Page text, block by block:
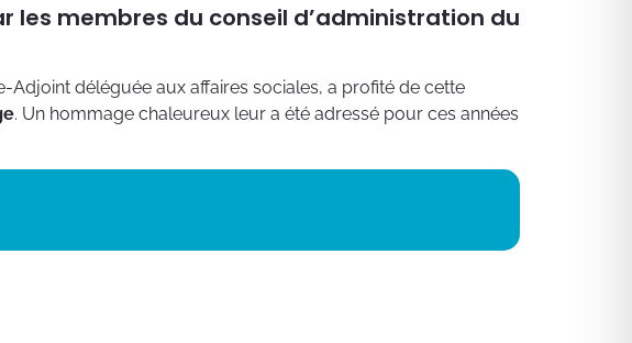
les membres du conseil d’administration du
Adjoint déléguée aux affaires sociales, a profité de cette
. Un hommage chaleureux leur a été adressé pour ces années